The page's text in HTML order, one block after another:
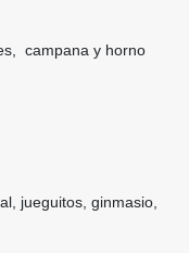
campana y horno
jueguitos, ginmasio,